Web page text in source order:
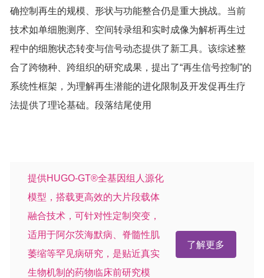
确控制再生的规模、形状与功能整合仍是重大挑战。当前
技术如单细胞测序、空间转录组和实时成像为解析再生过
程中的细胞状态转变与信号动态提供了新工具。该综述整
合了跨物种、跨组织的研究成果，提出了“再生信号控制”的
系统性框架，为理解再生潜能的进化限制及开发促再生疗
法提供了理论基础。段落结尾使用
提供HUGO-GT®全基因组人源化
模型，搭载更高效的大片段载体
融合技术，可针对性定制突变，
适用于阿尔茨海默病、脊髓性肌
萎缩等罕见病研究，是贴近真实
生物机制的药物临床前研究模
了解更多